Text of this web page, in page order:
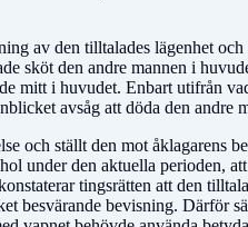
av den tilltalades lägenhet
sköt den andre mannen i
mitt i huvudet. Enbart utifrån
avsåg att döda den andre
och ställt den mot
under den aktuella perioden,
tingsrätten att den
bevisning. Därför